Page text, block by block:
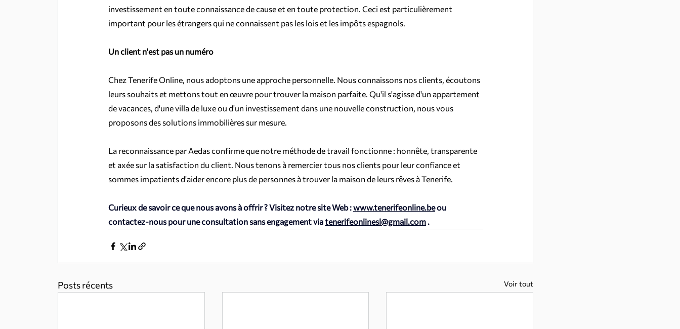
investissement en toute connaissance de cause et en toute protection. Ceci est particulièrement
important pour les étrangers qui ne connaissent pas les lois et les impôts espagnols.
Un client n'est pas un numéro
Chez Tenerife Online, nous adoptons une approche personnelle. Nous connaissons nos clients, écoutons
leurs souhaits et mettons tout en œuvre pour trouver la maison parfaite. Qu'il s'agisse d'un appartement
de vacances, d'une villa de luxe ou d'un investissement dans une nouvelle construction, nous vous
proposons des solutions immobilières sur mesure.
La reconnaissance par Aedas confirme que notre méthode de travail fonctionne : honnête, transparente
et axée sur la satisfaction du client. Nous tenons à remercier tous nos clients pour leur confiance et
sommes impatients d'aider encore plus de personnes à trouver la maison de leurs rêves à Tenerife.
Curieux de savoir ce que nous avons à offrir ? Visitez notre site Web :www.tenerifeonline.beou
contactez-nous pour une consultation sans engagement viatenerifeonlinesl@gmail.com.
Posts récents Voir tout